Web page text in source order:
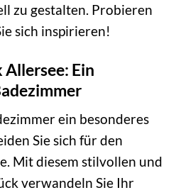
zu gestalten. Probieren
sich inspirieren!
Ein
ein besonderes
Sie sich für den
Mit diesem stilvollen und
verwandeln Sie Ihr